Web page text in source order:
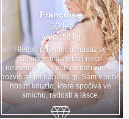
Françoise
30 let
Váha: 58 kg
Hledas prijemnou masaz se
zakoncenim, nebo i neco
nevsedniho?:) Vše co nabízím se
dozvíš až mi napíšeš :p. Sám v sobě
nosím kouzlo, které spočívá ve
smíchu, radosti a lásce.